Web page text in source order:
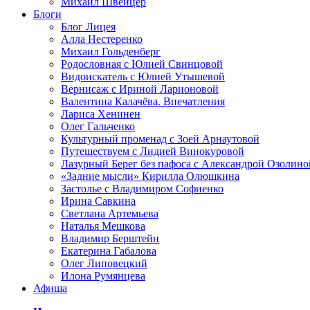
Блоги
Блог Лицея
Алла Нестеренко
Михаил Гольденберг
Родословная с Юлией Свинцовой
Видоискатель с Юлией Утышевой
Вернисаж с Ириной Ларионовой
Валентина Калачёва. Впечатления
Лариса Хенинен
Олег Гальченко
Культурный променад с Зоей Арнаутовой
Путешествуем с Лидией Винокуровой
Лазурный Берег без пафоса с Александрой
«Задние мысли» Кирилла Олюшкина
Застолье с Владимиром Софиенко
Ирина Савкина
Светлана Артемьева
Наталья Мешкова
Владимир Берштейн
Екатерина Габалова
Олег Липовецкий
Илона Румянцева
Афиша